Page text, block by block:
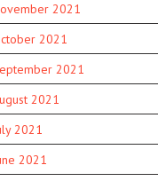
2021
2021
2021
2021
2021
2021